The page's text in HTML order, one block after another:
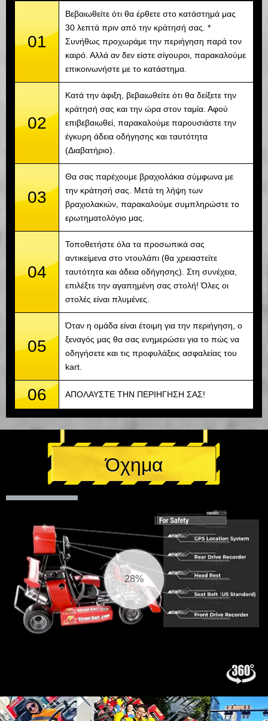
01
Βεβαιωθείτε ότι θα έρθετε στο κατάστημά μας
30 λεπτά πριν από την κράτησή σας. *
Συνήθως προχωράμε την περιήγηση παρά τον
καιρό. Αλλά αν δεν είστε σίγουροι, παρακαλούμε
επικοινωνήστε με το κατάστημα.
02
Κατά την άφιξη, βεβαιωθείτε ότι θα δείξετε την
κράτησή σας και την ώρα στον ταμία. Αφού
επιβεβαιωθεί, παρακαλούμε παρουσιάστε την
έγκυρη άδεια οδήγησης και ταυτότητα
(Διαβατήριο).
03
Θα σας παρέχουμε βραχιολάκια σύμφωνα με
την κράτησή σας. Μετά τη λήψη των
βραχιολακιών, παρακαλούμε συμπληρώστε το
ερωτηματολόγιο μας.
04
Τοποθετήστε όλα τα προσωπικά σας
αντικείμενα στο ντουλάπι (θα χρειαστείτε
ταυτότητα και άδεια οδήγησης). Στη συνέχεια,
επιλέξτε την αγαπημένη σας στολή! Όλες οι
στολές είναι πλυμένες.
05
Όταν η ομάδα είναι έτοιμη για την περιήγηση, ο
ξεναγός μας θα σας ενημερώσει για το πώς να
οδηγήσετε και τις προφυλάξεις ασφαλείας του
kart.
06 ΑΠΟΛΑΥΣΤΕ ΤΗΝ ΠΕΡΙΗΓΗΣΗ ΣΑΣ!
Όχημα
28%